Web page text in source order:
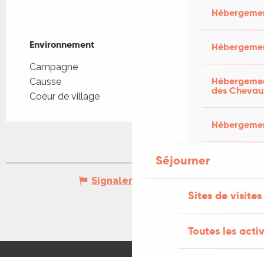
des
Séjourner
Sites de visites
Toutes les
Environnement
Environnement
Campagne
Causse
Coeur de village
Signaler une erreur